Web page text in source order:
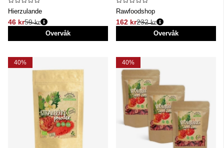
Hierzulande
46 kr
Vanlig pris:
59 kr
Overvåk
Rawfoodshop
162 kr
Vanlig pris:
232 kr
Overvåk
40% 40%